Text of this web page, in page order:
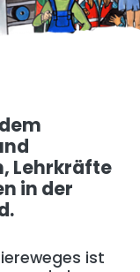
Lehrkräfte
in der
ist